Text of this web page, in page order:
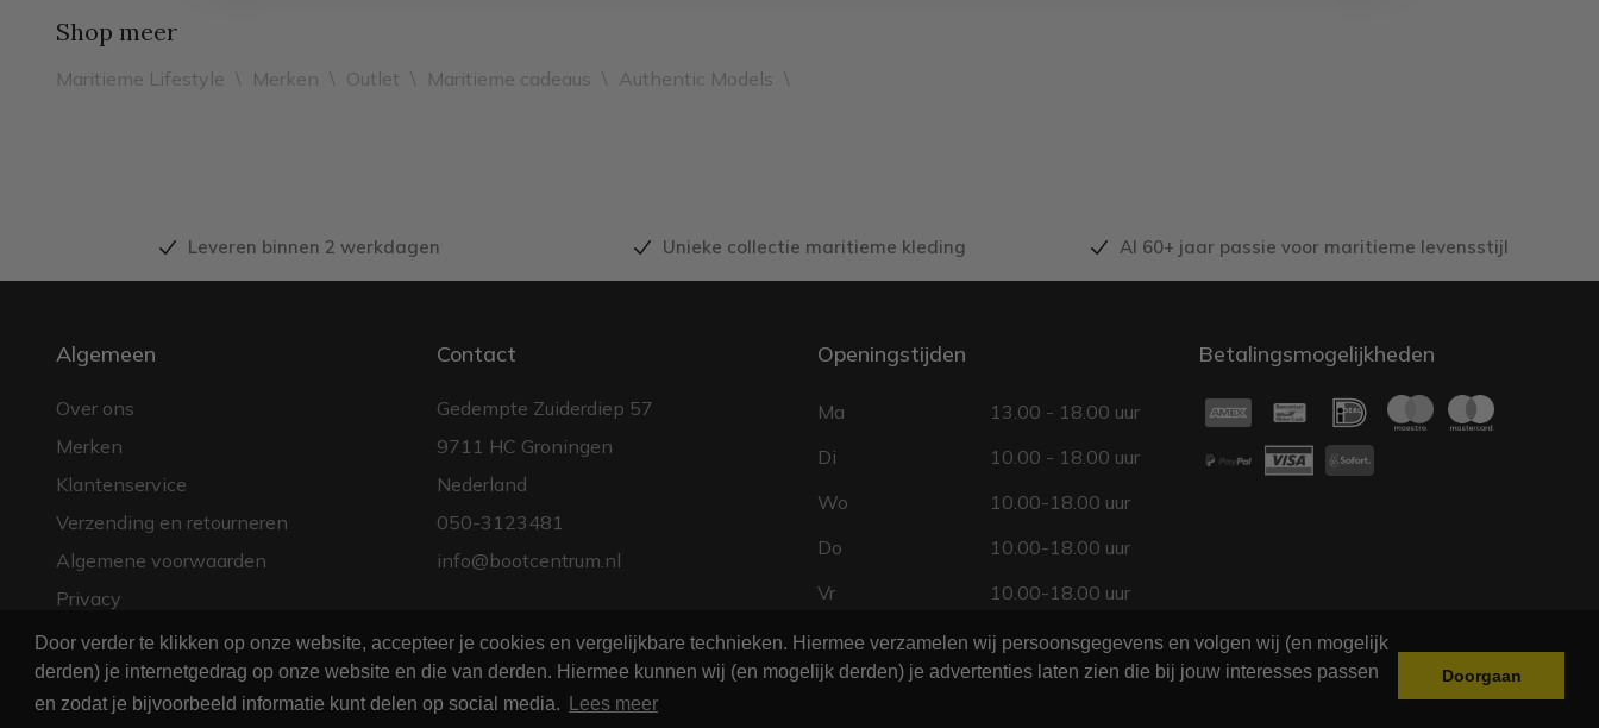
Door verder te klikken op onze website, accepteer je cookies en vergelijkbare technieken. Hiermee verzamelen wij persoonsgegevens en volgen wij (en mogelijk
derden) je internetgedrag op onze website en die van derden. Hiermee kunnen wij (en mogelijk derden) je advertenties laten zien die bij jouw interesses passen
en zodat je bijvoorbeeld informatie kunt delen op social media.
Lees meer
Doorgaan
Shop meer
Maritieme Lifestyle \ Merken \ Outlet \ Maritieme cadeaus \ Authentic Models \
Leveren binnen 2 werkdagen Unieke collectie maritieme kleding Al 60+ jaar passie voor maritieme levensstijl
Algemeen
Over ons
Merken
Klantenservice
Verzending en retourneren
Algemene voorwaarden
Privacy
Contact
Gedempte Zuiderdiep 57
9711 HC Groningen
Nederland
050-3123481
info@bootcentrum.nl
Openingstijden
Ma
13.00 - 18.00 uur
Di
10.00 - 18.00 uur
Wo
10.00-18.00 uur
Do
10.00-18.00 uur
Vr
10.00-18.00 uur
Za
10.00 - 17.00 uur
Zo
gesloten
Betalingsmogelijkheden